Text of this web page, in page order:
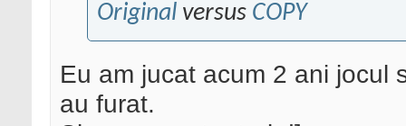
Original versus COPY
Eu am jucat acum 2 ani jocul
au furat.